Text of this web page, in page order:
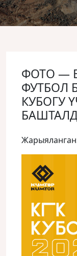
ФОТО —
ФУТБОЛ
КУБОГУ